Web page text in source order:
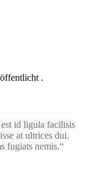
.
id ligula facilisis
at ultrices dui.
fugiats nemis.